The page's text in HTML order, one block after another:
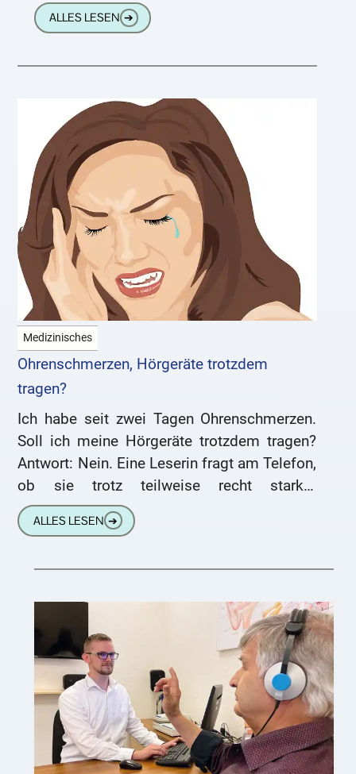
ALLES LESEN ➔
Medizinisches
Ohrenschmerzen, Hörgeräte trotzdem
tragen?
Ich habe seit zwei Tagen Ohrenschmerzen.
Soll ich meine Hörgeräte trotzdem tragen?
Antwort: Nein. Eine Leserin fragt am Telefon,
ob sie trotz teilweise recht starker
beidseitiger Ohrenschmerzen ihre Hörgeräte
tragen
ALLES LESEN ➔